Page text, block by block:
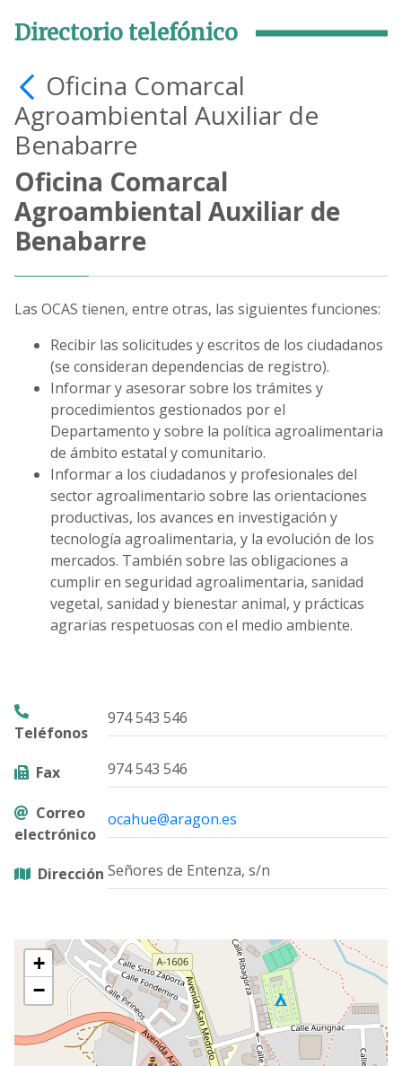
Directorio telefónico
Oficina Comarcal
Agroambiental Auxiliar de
Benabarre
Oficina Comarcal
Agroambiental Auxiliar de
Benabarre
Las OCAS tienen, entre otras, las siguientes funciones:
Recibir las solicitudes y escritos de los ciudadanos
(se consideran dependencias de registro).
Informar y asesorar sobre los trámites y
procedimientos gestionados por el
Departamento y sobre la política agroalimentaria
de ámbito estatal y comunitario.
Informar a los ciudadanos y profesionales del
sector agroalimentario sobre las orientaciones
productivas, los avances en investigación y
tecnología agroalimentaria, y la evolución de los
mercados. También sobre las obligaciones a
cumplir en seguridad agroalimentaria, sanidad
vegetal, sanidad y bienestar animal, y prácticas
agrarias respetuosas con el medio ambiente.
Teléfonos
974 543 546
Fax 974 543 546
Correo
electrónico
ocahue@aragon.es
Dirección Señores de Entenza, s/n
+
−